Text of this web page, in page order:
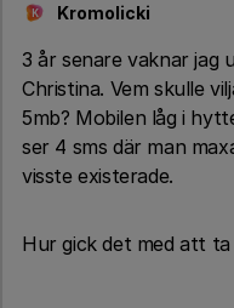
K Kromolicki
3 år senare vaknar jag
Christina. Vem skulle
5mb? Mobilen låg i
ser 4 sms där man
visste existerade.
Hur gick det med att